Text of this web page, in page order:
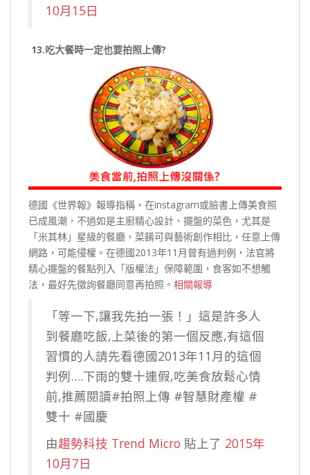
10月15日
13.吃大餐時一定也要拍照上傳?
德國《世界報》報導指稱，在instagram或臉書上傳美食照
已成風潮，不過如是主廚精心設計、擺盤的菜色，尤其是
「米其林」星級的餐廳，菜餚可與藝術創作相比，任意上傳
網路，可能侵權。在德國2013年11月曾有過判例，法官將
精心擺盤的餐點列入「版權法」保障範圍，食客如不想觸
法，最好先徵詢餐廳同意再拍照。 相關報導
「等一下,讓我先拍一張！」這是許多人
到餐廳吃飯,上菜後的第一個反應,有這個
習慣的人請先看德國2013年11月的這個
判例….下雨的雙十連假,吃美食放鬆心情
前,推薦閱讀#拍照上傳 #智慧財產權 #
雙十 #國慶
由趨勢科技 Trend Micro 貼上了 2015年
10月7日